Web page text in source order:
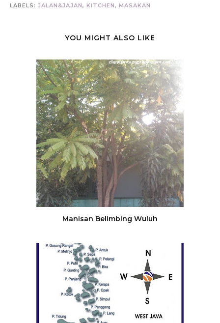
LABELS: JALAN&JAJAN, KITCHEN, MASAKAN
YOU MIGHT ALSO LIKE
Manisan Belimbing Wuluh